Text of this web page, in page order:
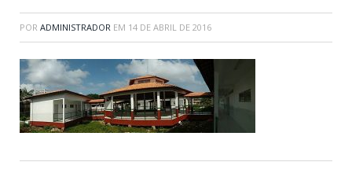
POR ADMINISTRADOR EM 14 DE ABRIL DE 2016